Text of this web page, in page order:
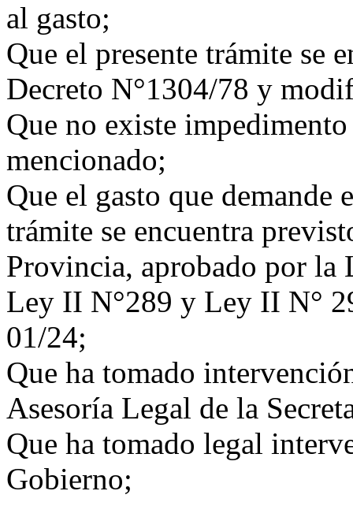
al gasto;
Que el presente trámite se
Decreto N°1304/78 y
Que no existe
mencionado;
Que el gasto que
trámite se encuentra
Provincia, aprobado por
Ley II N°289 y Ley II N°
01/24;
Que ha tomado
Asesoría Legal de la
Que ha tomado legal
Gobierno;